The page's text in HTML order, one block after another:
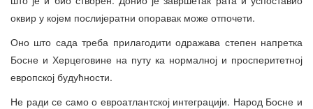
оквир у којем послијератни опоравак може отпочети.
Оно што сада треба прилагодити одражава степен напретка
Босне и Херцеговине на путу ка нормалној и просперитетној
европској будућности.
Не ради се само о евроатлантској интеграцији. Народ Босне и